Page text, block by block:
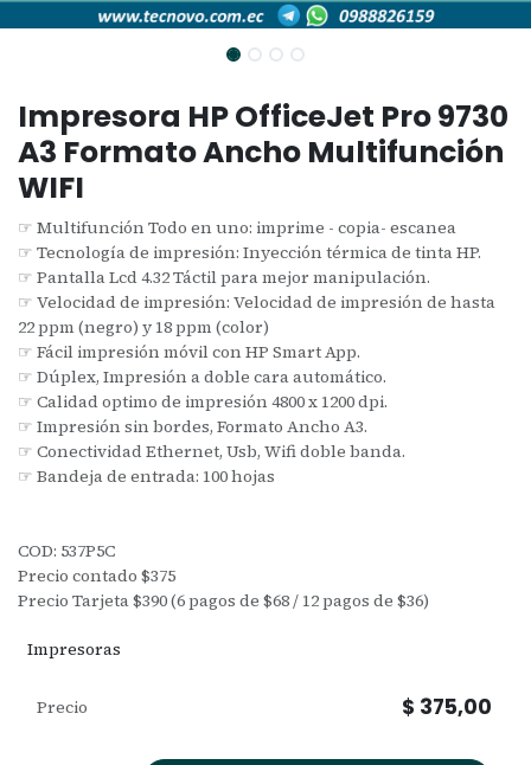
Impresora HP OfficeJet Pro 9730
A3 Formato Ancho Multifunción
WIFI
☞ Multifunción Todo en uno: imprime - copia- escanea
☞ Tecnología de impresión: Inyección térmica de tinta HP.
☞ Pantalla Lcd 4.32 Táctil para mejor manipulación.
☞ Velocidad de impresión: Velocidad de impresión de hasta
22 ppm (negro) y 18 ppm (color)
☞ Fácil impresión móvil con HP Smart App.
☞ Dúplex, Impresión a doble cara automático.
☞ Calidad optimo de impresión 4800 x 1200 dpi.
☞ Impresión sin bordes, Formato Ancho A3.
☞ Conectividad Ethernet, Usb, Wifi doble banda.
☞ Bandeja de entrada: 100 hojas
COD: 537P5C
Precio contado $375
Precio Tarjeta $390 (6 pagos de $68 / 12 pagos de $36)
Impresoras
Precio $ 375,00